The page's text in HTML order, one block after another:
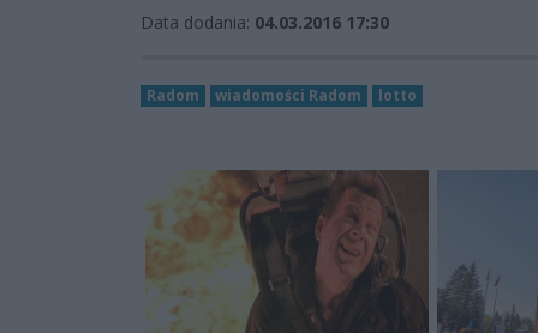
Data dodania: 04.03.2016 17:30
Radom wiadomości Radom lotto